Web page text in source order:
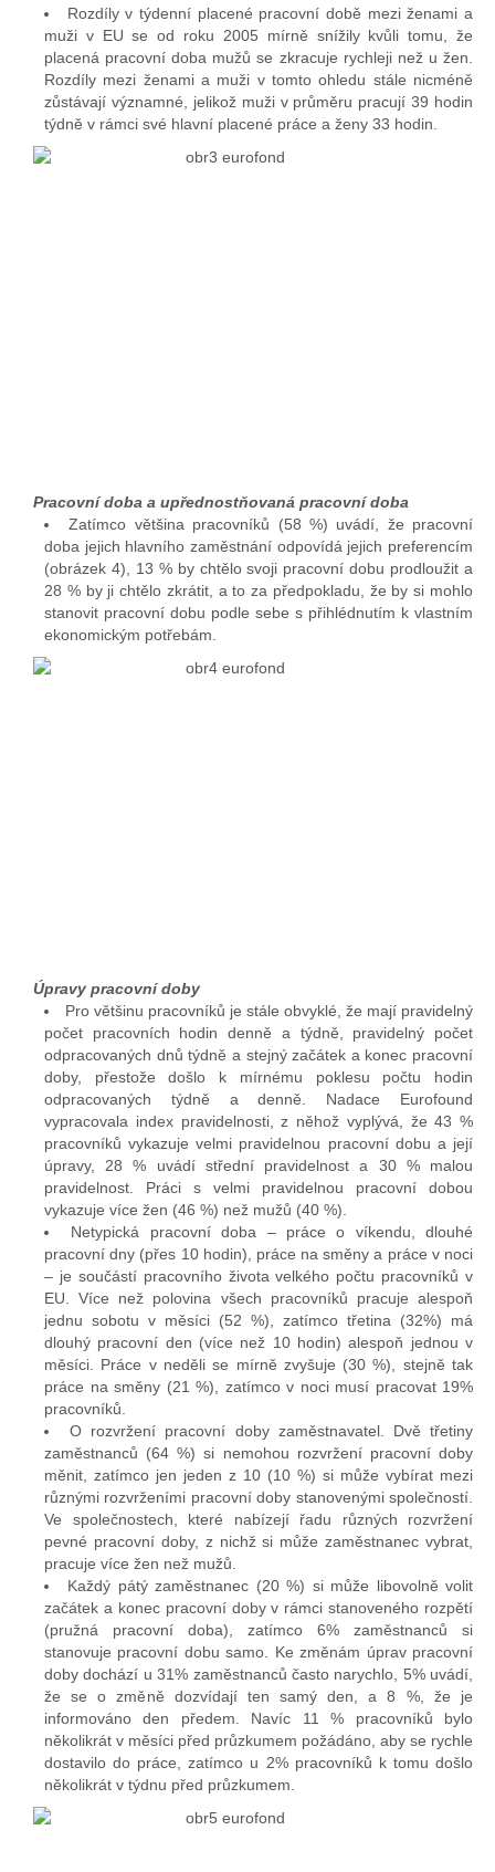
Rozdíly v týdenní placené pracovní době mezi ženami a
muži v EU se od roku 2005 mírně snížily kvůli tomu, že
placená pracovní doba mužů se zkracuje rychleji než u žen.
Rozdíly mezi ženami a muži v tomto ohledu stále nicméně
zůstávají významné, jelikož muži v průměru pracují 39 hodin
týdně v rámci své hlavní placené práce a ženy 33 hodin.
Pracovní doba a upřednostňovaná pracovní doba
Zatímco většina pracovníků (58 %) uvádí, že pracovní
doba jejich hlavního zaměstnání odpovídá jejich preferencím
(obrázek 4), 13 % by chtělo svoji pracovní dobu prodloužit a
28 % by ji chtělo zkrátit, a to za předpokladu, že by si mohlo
stanovit pracovní dobu podle sebe s přihlédnutím k vlastním
ekonomickým potřebám.
Úpravy pracovní doby
Pro většinu pracovníků je stále obvyklé, že mají pravidelný
počet pracovních hodin denně a týdně, pravidelný počet
odpracovaných dnů týdně a stejný začátek a konec pracovní
doby, přestože došlo k mírnému poklesu počtu hodin
odpracovaných týdně a denně. Nadace Eurofound
vypracovala index pravidelnosti, z něhož vyplývá, že 43 %
pracovníků vykazuje velmi pravidelnou pracovní dobu a její
úpravy, 28 % uvádí střední pravidelnost a 30 % malou
pravidelnost. Práci s velmi pravidelnou pracovní dobou
vykazuje více žen (46 %) než mužů (40 %).
Netypická pracovní doba – práce o víkendu, dlouhé
pracovní dny (přes 10 hodin), práce na směny a práce v noci
– je součástí pracovního života velkého počtu pracovníků v
EU. Více než polovina všech pracovníků pracuje alespoň
jednu sobotu v měsíci (52 %), zatímco třetina (32%) má
dlouhý pracovní den (více než 10 hodin) alespoň jednou v
měsíci. Práce v neděli se mírně zvyšuje (30 %), stejně tak
práce na směny (21 %), zatímco v noci musí pracovat 19%
pracovníků.
O rozvržení pracovní doby zaměstnavatel. Dvě třetiny
zaměstnanců (64 %) si nemohou rozvržení pracovní doby
měnit, zatímco jen jeden z 10 (10 %) si může vybírat mezi
různými rozvrženími pracovní doby stanovenými společností.
Ve společnostech, které nabízejí řadu různých rozvržení
pevné pracovní doby, z nichž si může zaměstnanec vybrat,
pracuje více žen než mužů.
Každý pátý zaměstnanec (20 %) si může libovolně volit
začátek a konec pracovní doby v rámci stanoveného rozpětí
(pružná pracovní doba), zatímco 6% zaměstnanců si
stanovuje pracovní dobu samo. Ke změnám úprav pracovní
doby dochází u 31% zaměstnanců často narychlo, 5% uvádí,
že se o změně dozvídají ten samý den, a 8 %, že je
informováno den předem. Navíc 11 % pracovníků bylo
několikrát v měsíci před průzkumem požádáno, aby se rychle
dostavilo do práce, zatímco u 2% pracovníků k tomu došlo
několikrát v týdnu před průzkumem.